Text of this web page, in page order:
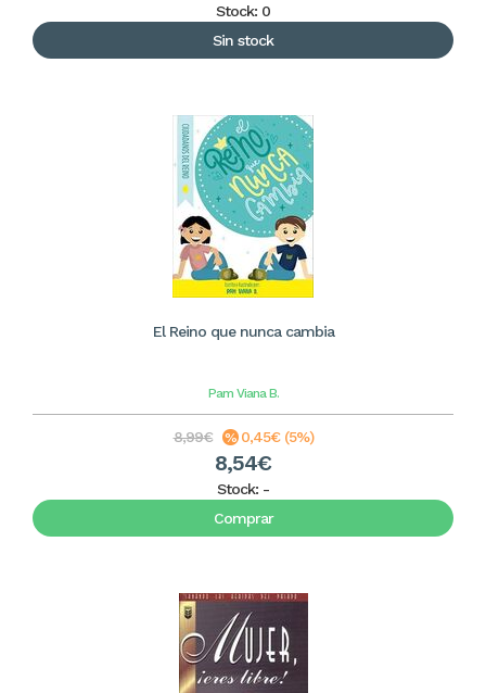
Stock: 0
Sin stock
El Reino que nunca cambia
Pam Viana B.
8,99€ 0,45€ (5%)
8,54€
Stock: -
Comprar